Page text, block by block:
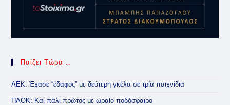
Παίζει Τώρα ..
ΑΕΚ: Έχασε “έδαφος” με δεύτερη γκέλα σε τρία παιχνίδια
ΠΑΟΚ: Και πάλι πρώτος με ωραίο ποδόσφαιρο